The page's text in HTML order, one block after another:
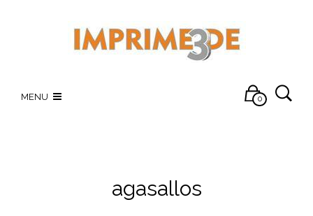
MENU 0
agasallos